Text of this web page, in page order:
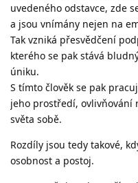
uvedeného odstavce, zde
a jsou vnímány nejen na
Tak vzniká přesvědčení
kterého se pak stává
úniku.
S tímto člověk se pak
jeho prostředí, ovlivňování
světa sobě.
Rozdíly jsou tedy takové,
osobnost a postoj.